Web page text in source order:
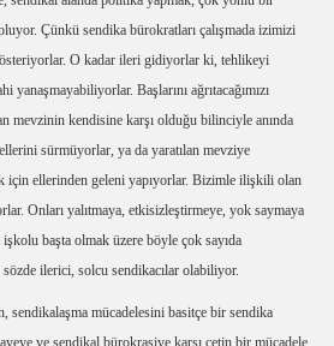
Çünkü sendika bürokratları çalışmada izimizi
O kadar ileri gidiyorlar ki, tehlikeyi
Başlarını ağrıtacağımızı
mevzinin kendisine karşı olduğu bilinciyle anında
sürmüyorlar, ya da yaratılan mevziye
için ellerinden geleni yapıyorlar. Bizimle ilişkili olan
Onları yalıtmaya, etkisizleştirmeye, yok saymaya
işkolu başta olmak üzere böyle çok sayıda
ilerici, solcu sendikacılar olabiliyor.
sendikalaşma mücadelesini basitçe bir sendika
ve sendikal bürokrasiye karşı çetin bir mücadele